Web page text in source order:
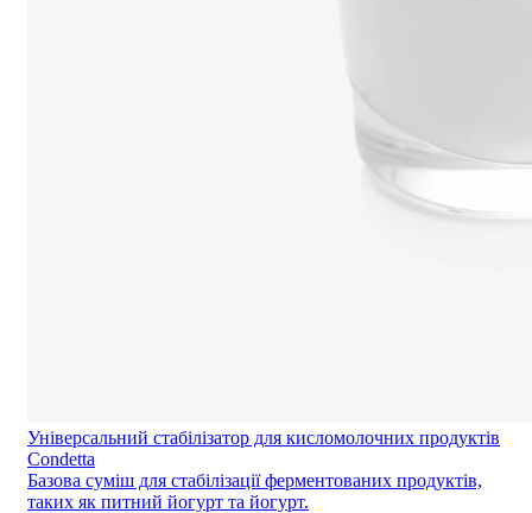
Універсальний стабілізатор для кисломолочних продуктів
Condetta
Базова суміш для стабілізації ферментованих продуктів,
таких як питний йогурт та йогурт.